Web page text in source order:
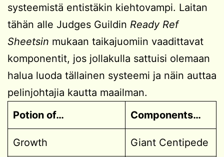
systeemistä entistäkin kiehtovampi. Laitan
tähän alle Judges Guildin Ready Ref
Sheetsin mukaan taikajuomiin vaadittavat
komponentit, jos jollakulla sattuisi olemaan
halua luoda tällainen systeemi ja näin auttaa
pelinjohtajia kautta maailman.
Potion of…
Components…
Growth Giant Centipede